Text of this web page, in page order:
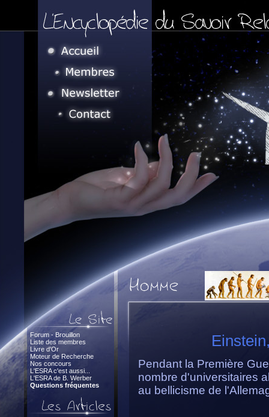
Forum - Brouillon
Liste des membres
Livre d'Or
Moteur de Recherche
Nos concours
L'ESRA c'est aussi...
L'ESRA de B. Werber
Questions fréquentes
Pendant la Première
nombre d'universitaires
au bellicisme de